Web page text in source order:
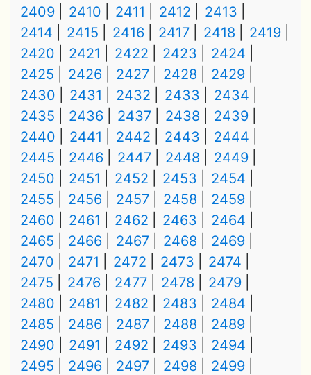
2409
2410 2411 2412
2413
2414
2415 2416 2417 2418
2419
2420
2421 2422 2423
2424
2425
2426 2427 2428
2429
2430
2431 2432 2433
2434
2435
2436 2437 2438
2439
2440
2441 2442 2443
2444
2445
2446 2447 2448
2449
2450
2451 2452 2453
2454
2455
2456 2457 2458
2459
2460
2461 2462 2463
2464
2465
2466 2467 2468
2469
2470
2471 2472 2473
2474
2475
2476 2477 2478
2479
2480
2481 2482 2483
2484
2485
2486 2487 2488
2489
2490
2491 2492 2493
2494
2495
2496 2497 2498
2499